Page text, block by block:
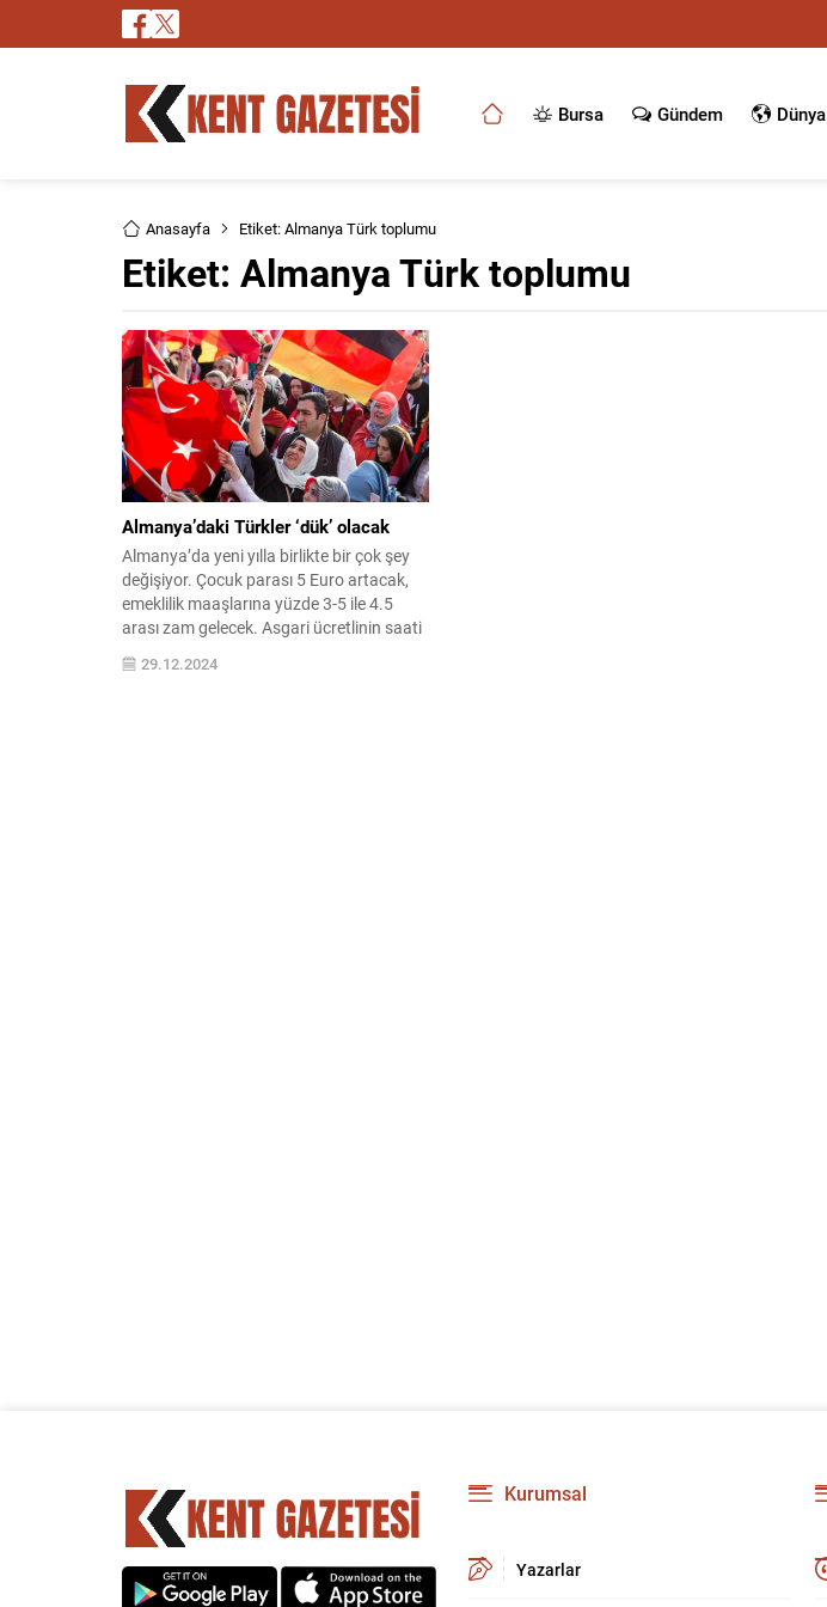
Bursa Gündem Dünya
Anasayfa Etiket: Almanya Türk toplumu
Etiket: Almanya Türk toplumu
Almanya’daki Türkler ‘dük’ olacak
Almanya’da yeni yılla birlikte bir çok şey
değişiyor. Çocuk parası 5 Euro artacak,
emeklilik maaşlarına yüzde 3-5 ile 4.5
arası zam gelecek. Asgari ücretlinin saati
12.81 Euro olacak. Küçük işlerde
çalışanların vergiden muaf aylıkları 556
29.12.2024
Kurumsal
Yazarlar